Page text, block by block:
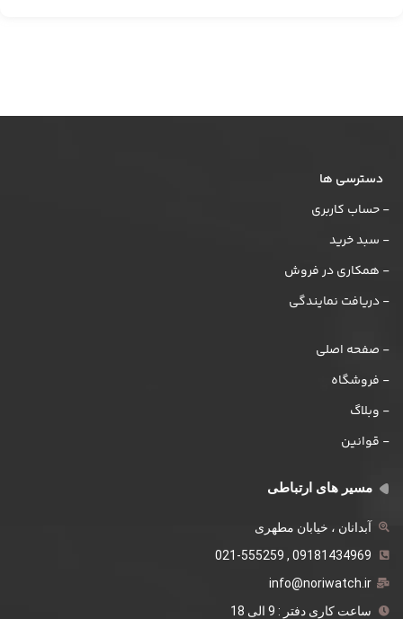
دسترسی ها
- حساب کاربری
- سبد خرید
- همکاری در فروش
- دریافت نمایندگی
- صفحه اصلی
- فروشگاه
- وبلاگ
- قوانین
مسیر های ارتباطی
آبدانان ، خیابان مطهری
09181434969 , 021-555259
info@noriwatch.ir
ساعت کاری دفتر : 9 الی 18